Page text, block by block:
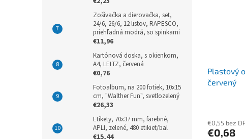
Zošívačka a dierovačka, set,
24/6, 26/6, 12 listov, RAPESCO,
priehľadná modrá, so spinkami
€11,96
Kartónová doska, s okienkom,
A4, LEITZ, červená
€0,76
Fotoalbum, na 200 fotiek, 10x15
cm, "Walther Fun", svetlozelený
€26,33
Etikety, 70x37 mm, farebné,
APLI, zelené, 480 etikiet/bal
€15,44
Plastový
červený
€0,55 bez
€0,68